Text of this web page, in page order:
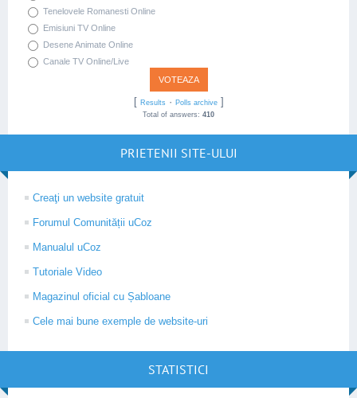
Tenelovele Romanesti Online
Emisiuni TV Online
Desene Animate Online
Canale TV Online/Live
[ Results· Polls archive]
Total of answers: 410
PRIETENII SITE-ULUI
Creaţi un website gratuit
Forumul Comunității uCoz
Manualul uCoz
Tutoriale Video
Magazinul oficial cu Șabloane
Cele mai bune exemple de website-uri
STATISTICI